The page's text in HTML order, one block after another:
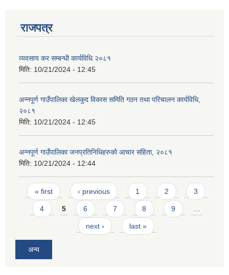
राजपत्र
व्यवसाय कर सम्बन्धी कार्यविधि २०८१
मिति: 10/21/2024 - 12:45
अन्नपूर्ण गाउँपालिका खेलकुद विकास समिति गठन तथा परिचालन कार्यविधि,
२०८१
मिति: 10/21/2024 - 12:45
अन्नपूर्ण गाउँपालिका जनप्रतिनिधिहरुको आचार संहिता, २०८१
मिति: 10/21/2024 - 12:44
Pages
« first ‹ previous 1 2 3
4 5 6 7 8 9
next › last »
अन्य